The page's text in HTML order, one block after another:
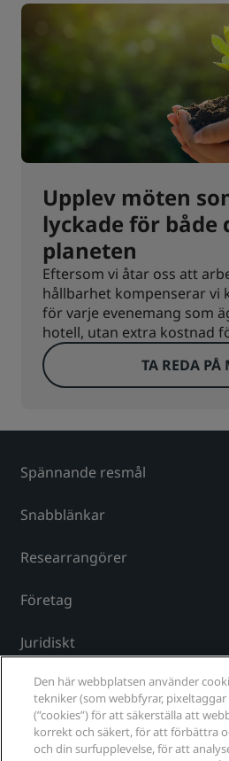
Upplev möten
lyckade för både
planeten
Eftersom vi åtar oss att
hållbarhet kompenserar vi
för varje evenemang som
hotell, utan extra kostnad
TA REDA PÅ
Spännande resmål
Snabblänkar
Researrangörer
Företag
Juridiskt
Hjälp
Sociala medier
Den här webbplatsen använder
tekniker (som webbfyrar,
(”cookies”) för att säkerställa att
korrekt och säkert, för att förbättra
och din surfupplevelse, för att